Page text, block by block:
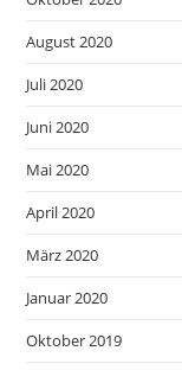
August 2020
Juli 2020
Juni 2020
Mai 2020
April 2020
März 2020
Januar 2020
Oktober 2019